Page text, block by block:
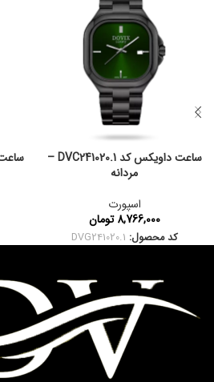
ساعت داویکس کد DVC241020.1 –
مردانه
اسپورت
8,766,000 تومان
کد محصول: DVG241020.1